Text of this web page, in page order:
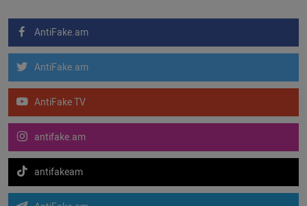
AntiFake.am
AntiFake.am
AntiFake TV
antifake.am
antifakeam